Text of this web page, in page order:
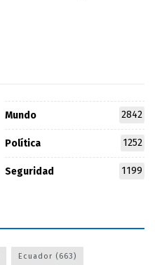
Mundo 2842
Política 1252
Seguridad 1199
Ecuador (663)